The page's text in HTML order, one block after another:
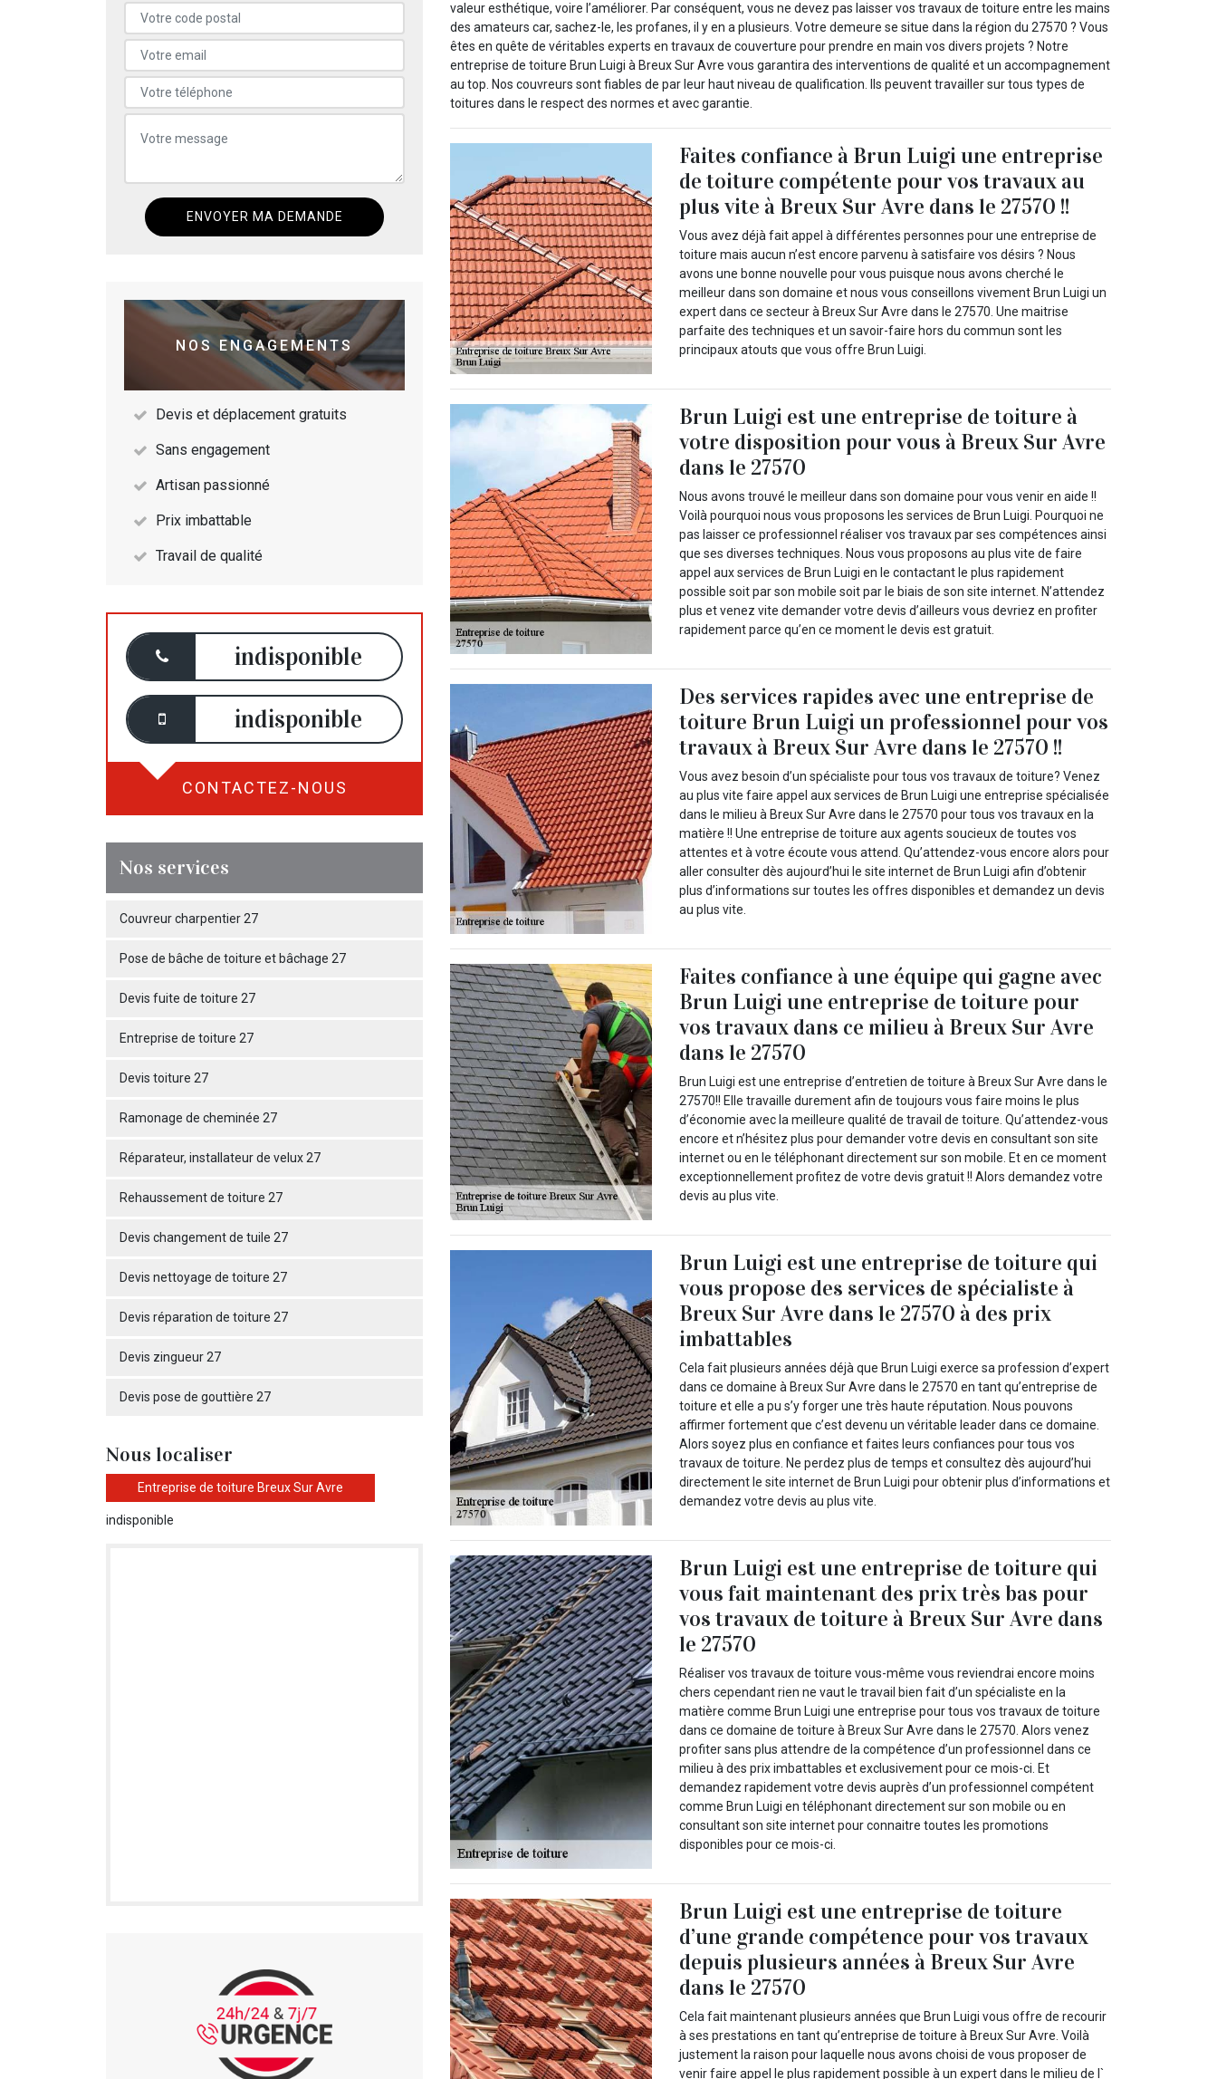
NOS ENGAGEMENTS
Devis et déplacement gratuits
Sans engagement
Artisan passionné
Prix imbattable
Travail de qualité
indisponible
indisponible
CONTACTEZ-NOUS
Nos services
Couvreur charpentier 27
Pose de bâche de toiture et bâchage 27
Devis fuite de toiture 27
Entreprise de toiture 27
Devis toiture 27
Ramonage de cheminée 27
Réparateur, installateur de velux 27
Rehaussement de toiture 27
Devis changement de tuile 27
Devis nettoyage de toiture 27
Devis réparation de toiture 27
Devis zingueur 27
Devis pose de gouttière 27
Nous localiser
Entreprise de toiture Breux Sur Avre
indisponible
valeur esthétique, voire l’améliorer. Par conséquent, vous ne devez pas laisser vos travaux de toiture entre les mains
des amateurs car, sachez-le, les profanes, il y en a plusieurs. Votre demeure se situe dans la région du 27570 ? Vous
êtes en quête de véritables experts en travaux de couverture pour prendre en main vos divers projets ? Notre
entreprise de toiture Brun Luigi à Breux Sur Avre vous garantira des interventions de qualité et un accompagnement
au top. Nos couvreurs sont fiables de par leur haut niveau de qualification. Ils peuvent travailler sur tous types de
toitures dans le respect des normes et avec garantie.
Faites confiance à Brun Luigi une entreprise
de toiture compétente pour vos travaux au
plus vite à Breux Sur Avre dans le 27570 !!
Vous avez déjà fait appel à différentes personnes pour une entreprise de
toiture mais aucun n’est encore parvenu à satisfaire vos désirs ? Nous
avons une bonne nouvelle pour vous puisque nous avons cherché le
meilleur dans son domaine et nous vous conseillons vivement Brun Luigi un
expert dans ce secteur à Breux Sur Avre dans le 27570. Une maitrise
parfaite des techniques et un savoir-faire hors du commun sont les
principaux atouts que vous offre Brun Luigi.
Brun Luigi est une entreprise de toiture à
votre disposition pour vous à Breux Sur Avre
dans le 27570
Nous avons trouvé le meilleur dans son domaine pour vous venir en aide !!
Voilà pourquoi nous vous proposons les services de Brun Luigi. Pourquoi ne
pas laisser ce professionnel réaliser vos travaux par ses compétences ainsi
que ses diverses techniques. Nous vous proposons au plus vite de faire
appel aux services de Brun Luigi en le contactant le plus rapidement
possible soit par son mobile soit par le biais de son site internet. N’attendez
plus et venez vite demander votre devis d’ailleurs vous devriez en profiter
rapidement parce qu’en ce moment le devis est gratuit.
Des services rapides avec une entreprise de
toiture Brun Luigi un professionnel pour vos
travaux à Breux Sur Avre dans le 27570 !!
Vous avez besoin d’un spécialiste pour tous vos travaux de toiture? Venez
au plus vite faire appel aux services de Brun Luigi une entreprise spécialisée
dans le milieu à Breux Sur Avre dans le 27570 pour tous vos travaux en la
matière !! Une entreprise de toiture aux agents soucieux de toutes vos
attentes et à votre écoute vous attend. Qu’attendez-vous encore alors pour
aller consulter dès aujourd’hui le site internet de Brun Luigi afin d’obtenir
plus d’informations sur toutes les offres disponibles et demandez un devis
au plus vite.
Faites confiance à une équipe qui gagne avec
Brun Luigi une entreprise de toiture pour
vos travaux dans ce milieu à Breux Sur Avre
dans le 27570
Brun Luigi est une entreprise d’entretien de toiture à Breux Sur Avre dans le
27570!! Elle travaille durement afin de toujours vous faire moins le plus
d’économie avec la meilleure qualité de travail de toiture. Qu’attendez-vous
encore et n’hésitez plus pour demander votre devis en consultant son site
internet ou en le téléphonant directement sur son mobile. Et en ce moment
exceptionnellement profitez de votre devis gratuit !! Alors demandez votre
devis au plus vite.
Brun Luigi est une entreprise de toiture qui
vous propose des services de spécialiste à
Breux Sur Avre dans le 27570 à des prix
imbattables
Cela fait plusieurs années déjà que Brun Luigi exerce sa profession d’expert
dans ce domaine à Breux Sur Avre dans le 27570 en tant qu’entreprise de
toiture et elle a pu s’y forger une très haute réputation. Nous pouvons
affirmer fortement que c’est devenu un véritable leader dans ce domaine.
Alors soyez plus en confiance et faites leurs confiances pour tous vos
travaux de toiture. Ne perdez plus de temps et consultez dès aujourd’hui
directement le site internet de Brun Luigi pour obtenir plus d’informations et
demandez votre devis au plus vite.
Brun Luigi est une entreprise de toiture qui
vous fait maintenant des prix très bas pour
vos travaux de toiture à Breux Sur Avre dans
le 27570
Réaliser vos travaux de toiture vous-même vous reviendrai encore moins
chers cependant rien ne vaut le travail bien fait d’un spécialiste en la
matière comme Brun Luigi une entreprise pour tous vos travaux de toiture
dans ce domaine de toiture à Breux Sur Avre dans le 27570. Alors venez
profiter sans plus attendre de la compétence d’un professionnel dans ce
milieu à des prix imbattables et exclusivement pour ce mois-ci. Et
demandez rapidement votre devis auprès d’un professionnel compétent
comme Brun Luigi en téléphonant directement sur son mobile ou en
consultant son site internet pour connaitre toutes les promotions
disponibles pour ce mois-ci.
Brun Luigi est une entreprise de toiture
d’une grande compétence pour vos travaux
depuis plusieurs années à Breux Sur Avre
dans le 27570
Cela fait maintenant plusieurs années que Brun Luigi vous offre de recourir
à ses prestations en tant qu’entreprise de toiture à Breux Sur Avre. Voilà
justement la raison pour laquelle nous avons choisi de vous proposer de
venir faire appel le plus rapidement possible à un expert dans le milieu de l`